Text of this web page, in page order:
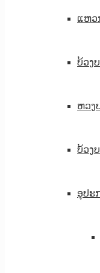
ແຫວ
ບ້ວງ
ຫວງ
ບ້ວງ
ອຸປະ